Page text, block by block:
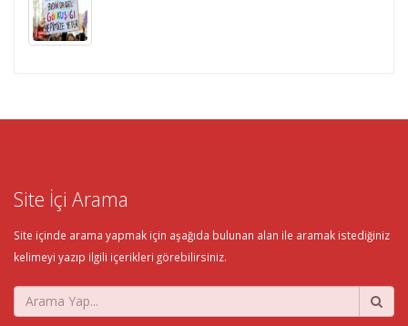
Site İçi Arama
Site içinde arama yapmak için aşağıda bulunan alan ile aramak istediğiniz
kelimeyi yazıp ilgili içerikleri görebilirsiniz.